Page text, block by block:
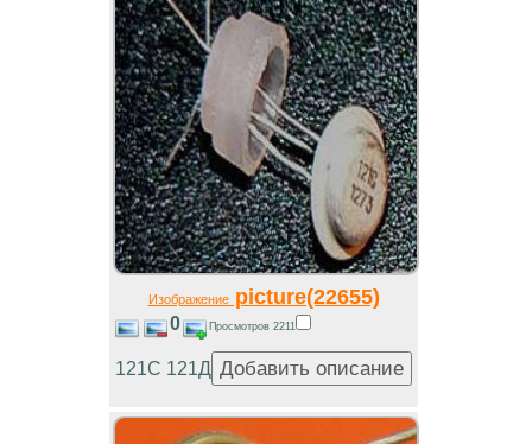
Изображениеpicture(22655)
0 Просмотров 2211
121С 121Д